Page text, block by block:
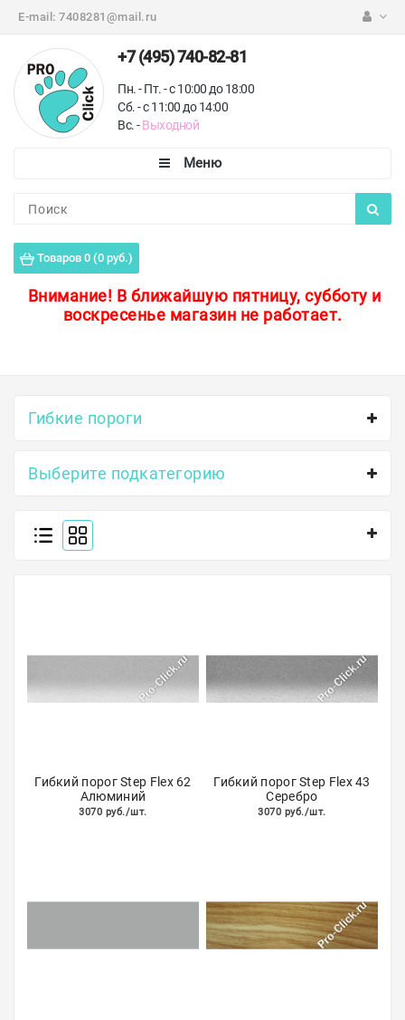
E-mail: 7408281@mail.ru
+7 (495) 740-82-81
Пн. - Пт. - с 10:00 до 18:00
Сб. - с 11:00 до 14:00
Вс. -Выходной
Товаров 0 (0 руб.)
Внимание! В ближайшую пятницу, субботу и
воскресенье магазин не работает.
Пороги для пола
Защитные уголки
Полосы из металла
Плинтуса
Обводы для труб
Садовая мебель
Оплата
Контакты
Гибкие пороги
Выберите подкатегорию
Гибкий порог Step Flex 62
Алюминий
3070 руб./шт.
Гибкий порог Step Flex 43
Серебро
3070 руб./шт.